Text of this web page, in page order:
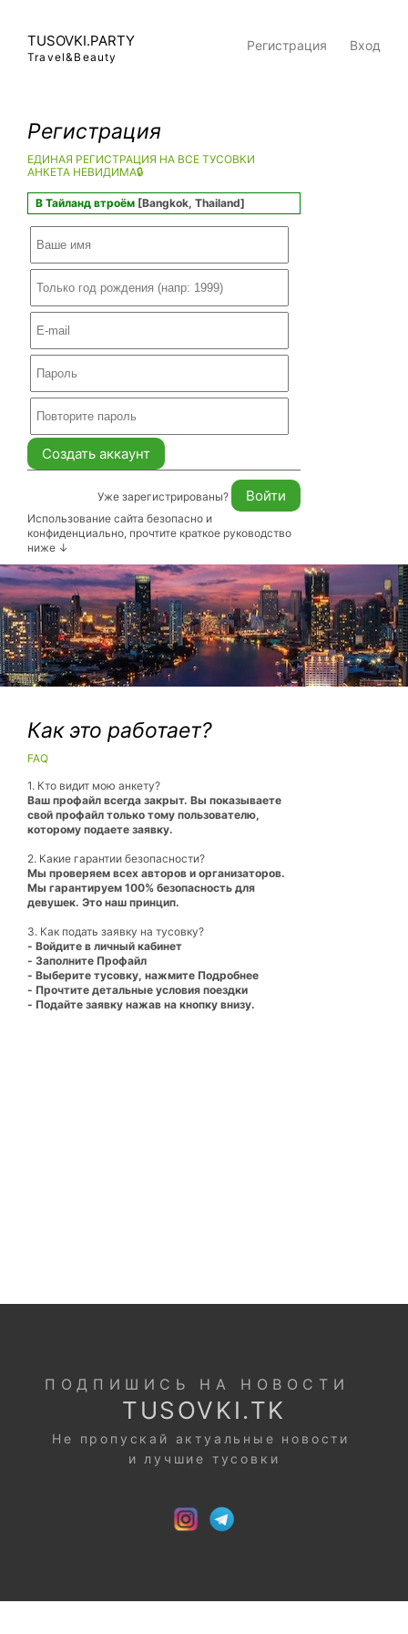
TUSOVKI.PARTY
Travel&Beauty
Регистрация Вход
Регистрация
ЕДИНАЯ РЕГИСТРАЦИЯ НА ВСЕ ТУСОВКИ
АНКЕТА НЕВИДИМА🔒
В Тайланд втроём [Bangkok, Thailand]
Уже зарегистрированы?
Использование сайта безопасно и
конфиденциально, прочтите краткое руководство
ниже ↓
Как это работает?
FAQ
1. Кто видит мою анкету?
Ваш профайл всегда закрыт. Вы показываете
свой профайл только тому пользователю,
которому подаете заявку.
2. Какие гарантии безопасности?
Мы проверяем всех авторов и организаторов.
Мы гарантируем 100% безопасность для
девушек. Это наш принцип.
3. Как подать заявку на тусовку?
- Войдите в личный кабинет
- Заполните Профайл
- Выберите тусовку, нажмите Подробнее
- Прочтите детальные условия поездки
- Подайте заявку нажав на кнопку внизу.
ПОДПИШИСЬ НА НОВОСТИ
TUSOVKI.TK
Не пропускай актуальные новости
и лучшие тусовки